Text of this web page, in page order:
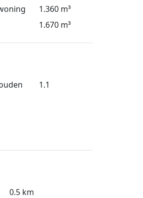
1.360 m³
1.670 m³
1.1
0.5 km